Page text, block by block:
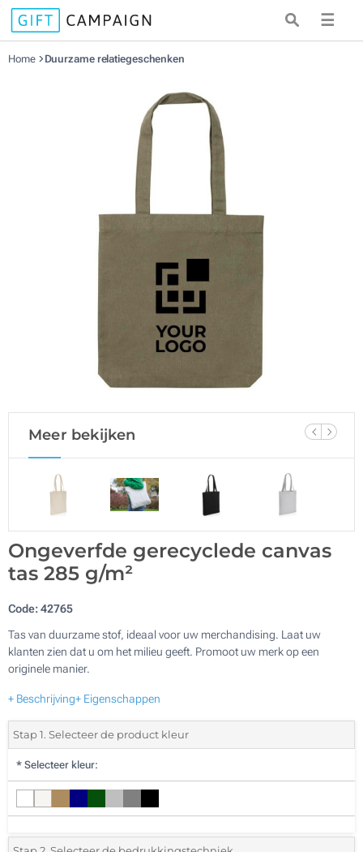
☰
Home Duurzame relatiegeschenken
Meer bekijken
Ongeverfde gerecyclede canvas
tas 285 g/m²
Code:42765
Tas van duurzame stof, ideaal voor uw merchandising. Laat uw
klanten zien dat u om het milieu geeft. Promoot uw merk op een
originele manier.
+ Beschrijving+ Eigenschappen
Stap 1. Selecteer de product kleur
* Selecteer kleur: